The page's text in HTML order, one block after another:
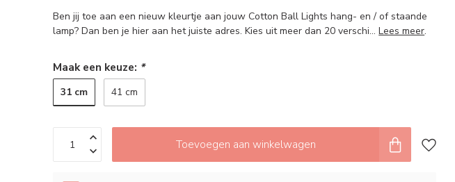
Ben jij toe aan een nieuw kleurtje aan jouw Cotton Ball Lights hang- en / of staande
lamp? Dan ben je hier aan het juiste adres. Kies uit meer dan 20 verschi...Lees meer.
Maak een keuze: *
31 cm 41 cm
Toevoegen aan winkelwagen